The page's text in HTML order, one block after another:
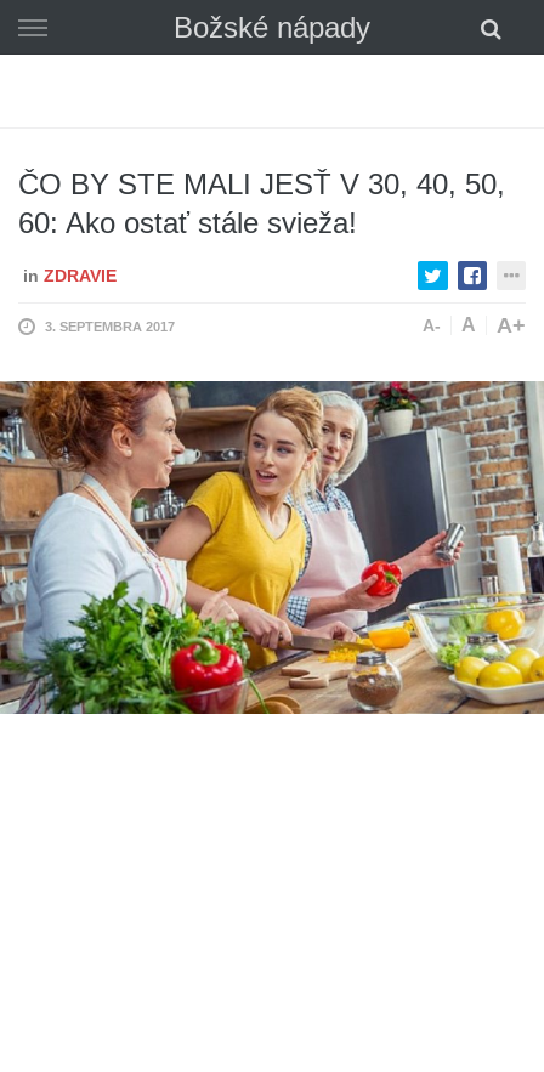
Božské nápady
to
ČO BY STE MALI JESŤ V 30, 40, 50,
60: Ako ostať stále svieža!
in ZDRAVIE
3. SEPTEMBRA 2017 A- A A+